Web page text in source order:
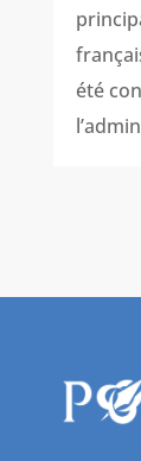
été